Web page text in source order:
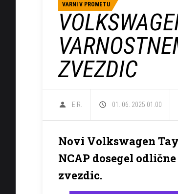
VARNI V PROMETU
ZVEZDIC
E.R. 01. 06. 2025 01.00
Novi Volkswagen
NCAP dosegel
zvezdic.